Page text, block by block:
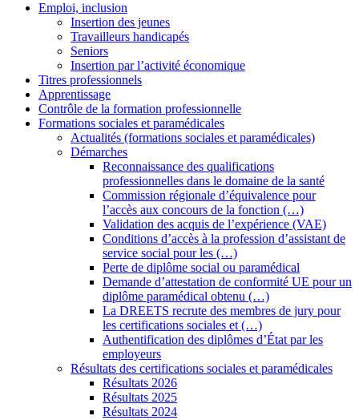
Emploi, inclusion
Insertion des jeunes
Travailleurs handicapés
Seniors
Insertion par l’activité économique
Titres professionnels
Apprentissage
Contrôle de la formation professionnelle
Formations sociales et paramédicales
Actualités (formations sociales et paramédicales)
Démarches
Reconnaissance des qualifications
professionnelles dans le domaine de la santé
Commission régionale d’équivalence pour
l’accès aux concours de la fonction (…)
Validation des acquis de l’expérience (VAE)
Conditions d’accès à la profession d’assistant de
service social pour les (…)
Perte de diplôme social ou paramédical
Demande d’attestation de conformité UE pour un
diplôme paramédical obtenu (…)
La DREETS recrute des membres de jury pour
les certifications sociales et (…)
Authentification des diplômes d’État par les
employeurs
Résultats des certifications sociales et paramédicales
Résultats 2026
Résultats 2025
Résultats 2024